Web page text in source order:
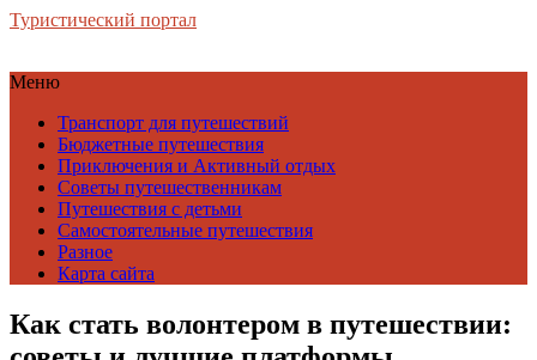
Туристический портал
Меню
Транспорт для путешествий
Бюджетные путешествия
Приключения и Активный отдых
Советы путешественникам
Путешествия с детьми
Самостоятельные путешествия
Разное
Карта сайта
Как стать волонтером в путешествии: